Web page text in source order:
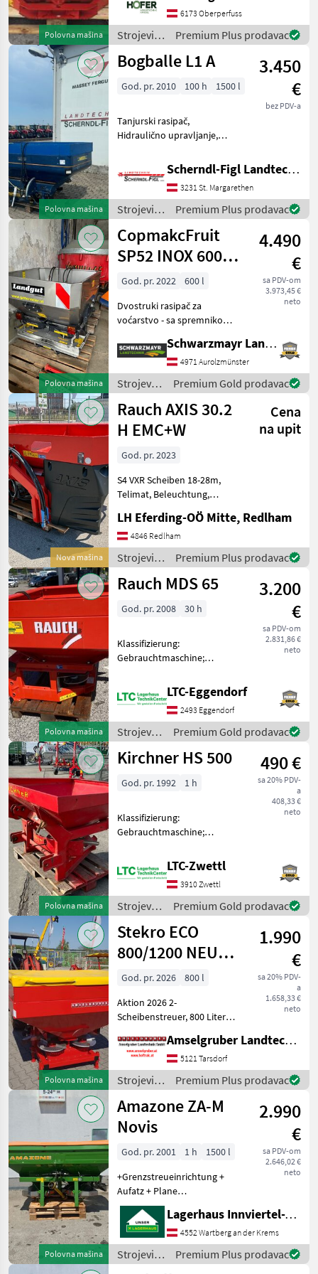
Polovna mašina
kategorije 2 -Mehaničko
upravljanje kliznim
zatvaračem Uređaj za gra
6173 Oberperfuss
Strojevi
za
đubrenje,
navodnjavanje
Premium Plus prodavac
Polovna mašina
Bogballe L1 A
3.450
€
bez PDV-a
God. pr. 2010 100 h 1500 l
Tanjurski rasipač,
Hidraulično upravljanje,
posipavanje, : Tanjurski
rasipač Strojevi za đubrenje,
gnojenje i navodnjavanje
Rasipači mineralnog đubr
Scherndl-Figl Landtechnik
3231 St. Margarethen
Strojevi
za
đubrenje,
gnojenje i
navodnjavanje
/ Bogballe
Premium Plus prodavac
Polovna mašina
CopmakcFruit
SP52 INOX 600
litara imanje
4.490
€
sa PDV-om
3.973,45 €
neto
God. pr. 2022
600 l
Dvostruki rasipač za
voćarstvo - sa spremnikom
od 600 litara - s okvirom od
3 cijevi s praškastim
premazom RAL7020 Cat I/II
- s vibracijs
Schwarzmayr Landtechnik GmbH - Aurolzmünster
4971 Aurolzmünster
Strojevi
za
đubrenje,
gnojenje i
navodnjavanje
/ Landgut
Premium Gold prodavac
Nova mašina
Rauch AXIS 30.2
H EMC+W
Cena
na upit
God. pr. 2023
S4 VXR Scheiben 18-28m,
Telimat, Beleuchtung,
Hydr. Antrieb Sijačica sa dva
diska, Hidraulično
upravljanje, Uređaj za
graničo posipavanje, Pode
LH Eferding-OÖ Mitte, Redlham
4846 Redlham
Strojevi
za
đubrenje,
navodnjavanje
Premium Plus prodavac
Polovna mašina
Rauch MDS 65
3.200
€
sa PDV-om
2.831,86 €
neto
God. pr. 2008 30 h
Klassifizierung:
Gebrauchtmaschine;
Seriennummer/Fahrgestellnummer:
MDS652008;
Behältervolumen: 800;
Arbeitsbreite: 12; Bauart:
Angebau
LTC-Eggendorf
2493 Eggendorf
Strojevi
za
đubrenje,
navodnjavanje
Premium Gold prodavac
Polovna mašina
Kirchner HS 500 490 €
sa 20% PDV-
a
408,33 €
neto
God. pr. 1992 1 h
Klassifizierung:
Gebrauchtmaschine;
Seriennummer/Fahrgestellnummer:
8279; Behältervolumen:
500; Arbeitsbreite: 12;
Bauart: Angebaut; A
LTC-Zwettl
3910 Zwettl
Strojevi
za
đubrenje,
gnojenje i
navodnjavanje
/
Premium Gold prodavac
Polovna mašina
Stekro ECO
800/1200 NEU
AKTION
1.990
€
sa 20% PDV-
a
1.658,33 €
neto
God. pr. 2026
800 l
Aktion 2026 2-
Scheibenstreuer, 800 Liter
Edelstahlwurfscheiben,
Streuweite 10-18 Meter,
Hydraulische
Schieberbetätigung,
Streuscheiben, Streusc
Amselgruber Landtechnik GmbH
5121 Tarsdorf
Strojevi
za
đubrenje,
gnojenje i
navodnjavanje
/ Stekro
Premium Plus prodavac
Polovna mašina
Amazone ZA-M
Novis
2.990
€
sa PDV-om
2.646,02 €
neto
God. pr. 2001 1 h
1500 l
+Grenzstreueinrichtung +
Aufatz + Plane
+hydraulische
Schieberbetätigung
+Beleuchtung Hidraulično
upravljanje, Uređaj za
graničo posipavanje,
Lagerhaus Innviertel-Traunviertel-Urfahr eGen, Wartberg/Krems
4552 Wartberg an der Krems
Strojevi
za
Premium Plus prodavac